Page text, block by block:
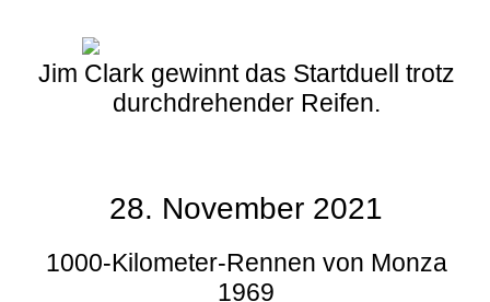
Jim Clark gewinnt das Startduell trotz
durchdrehender Reifen.
28. November 2021
1000-Kilometer-Rennen von Monza
1969